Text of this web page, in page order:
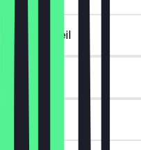
~7 € Vorteil
30 Tage
vor Ort